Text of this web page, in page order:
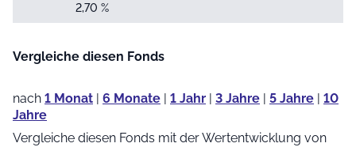
2,70 %
Vergleiche diesen Fonds
nach 1 Monat | 6 Monate | 1 Jahr | 3 Jahre | 5 Jahre | 10
Jahre
Vergleiche diesen Fonds mit der Wertentwicklung von